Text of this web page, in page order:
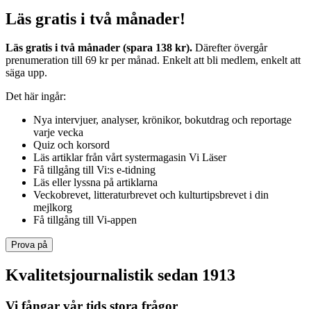
Läs gratis i två månader!
Läs gratis i två månader (spara 138 kr). Därefter övergår
prenumeration till 69 kr per månad. Enkelt att bli medlem, enkelt att
säga upp.
Det här ingår:
Nya intervjuer, analyser, krönikor, bokutdrag och reportage
varje vecka
Quiz och korsord
Läs artiklar från vårt systermagasin Vi Läser
Få tillgång till Vi:s e-tidning
Läs eller lyssna på artiklarna
Veckobrevet, litteraturbrevet och kulturtipsbrevet i din
mejlkorg
Få tillgång till Vi-appen
Prova på
Kvalitetsjournalistik sedan 1913
Vi fångar vår tids stora frågor